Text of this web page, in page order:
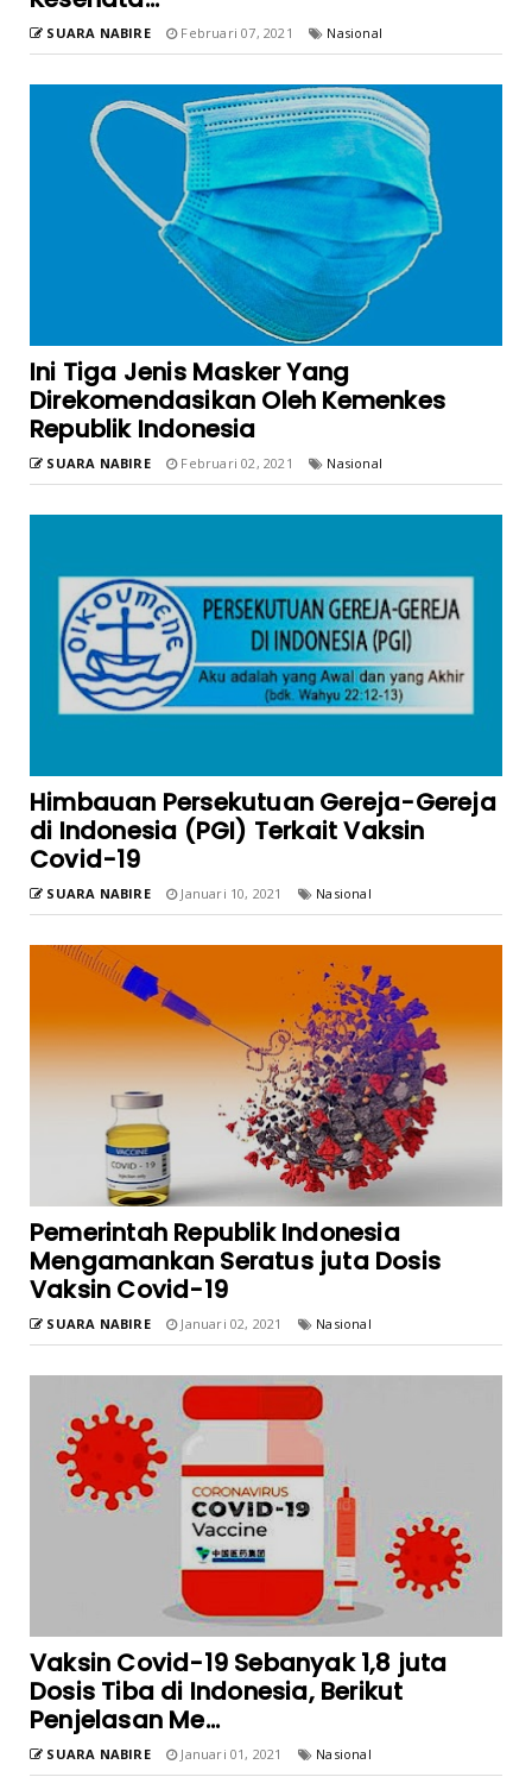
SUARA NABIRE Februari 07, 2021 Nasional
Ini Tiga Jenis Masker Yang
Direkomendasikan Oleh Kemenkes
Republik Indonesia
SUARA NABIRE Februari 02, 2021 Nasional
Himbauan Persekutuan Gereja-Gereja
di Indonesia (PGI) Terkait Vaksin
Covid-19
SUARA NABIRE Januari 10, 2021 Nasional
Pemerintah Republik Indonesia
Mengamankan Seratus juta Dosis
Vaksin Covid-19
SUARA NABIRE Januari 02, 2021 Nasional
Vaksin Covid-19 Sebanyak 1,8 juta
Dosis Tiba di Indonesia, Berikut
Penjelasan Me...
SUARA NABIRE Januari 01, 2021 Nasional